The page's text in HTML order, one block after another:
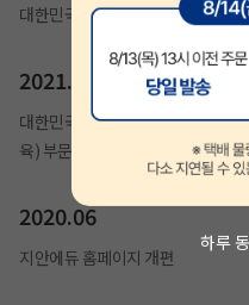
하루
대한민국 소비자만족도 1위 교육(
2021.01
대한민국 브랜드평가 1위 교육브
육) 부문 수상
2020.06
지안에듀 홈페이지 개편